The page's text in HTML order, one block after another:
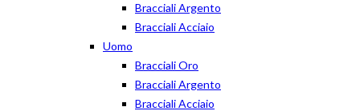
Bracciali Argento
Bracciali Acciaio
Uomo
Bracciali Oro
Bracciali Argento
Bracciali Acciaio